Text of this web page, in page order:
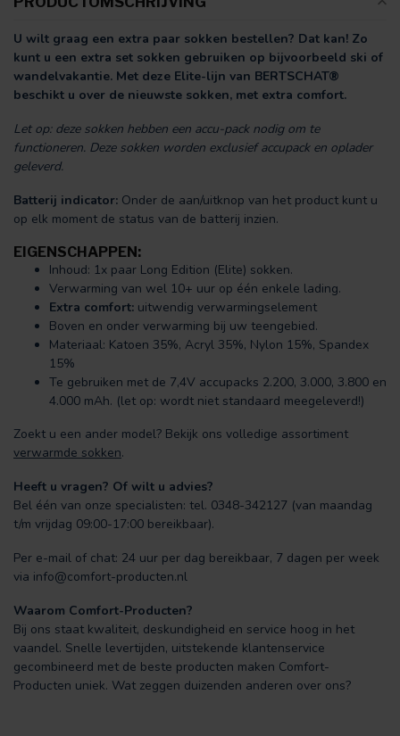
U wilt graag een extra paar sokken bestellen? Dat kan! Zo
kunt u een extra set sokken gebruiken op bijvoorbeeld ski of
wandelvakantie. Met deze Elite-lijn van BERTSCHAT®
beschikt u over de nieuwste sokken, met extra comfort.
Let op: deze sokken hebben een accu-pack nodig om te
functioneren. Deze sokken worden exclusief accupack en oplader
geleverd.
Batterij indicator: Onder de aan/uitknop van het product kunt u
op elk moment de status van de batterij inzien.
EIGENSCHAPPEN:
Inhoud: 1x paar Long Edition (Elite) sokken.
Verwarming van wel 10+ uur op één enkele lading.
Extra comfort: uitwendig verwarmingselement
Boven en onder verwarming bij uw teengebied.
Materiaal: Katoen 35%, Acryl 35%, Nylon 15%, Spandex
15%
Te gebruiken met de 7,4V accupacks 2.200, 3.000, 3.800 en
4.000 mAh. (let op: wordt niet standaard meegeleverd!)
Zoekt u een ander model? Bekijk ons volledige assortiment
verwarmde sokken.
Heeft u vragen? Of wilt u advies?
Bel één van onze specialisten: tel. 0348-342127 (van maandag
t/m vrijdag 09:00-17:00 bereikbaar).
Per e-mail of chat: 24 uur per dag bereikbaar, 7 dagen per week
via info@comfort-producten.nl
Waarom Comfort-Producten?
Bij ons staat kwaliteit, deskundigheid en service hoog in het
vaandel. Snelle levertijden, uitstekende klantenservice
gecombineerd met de beste producten maken Comfort-
Producten uniek. Wat zeggen duizenden anderen over ons?